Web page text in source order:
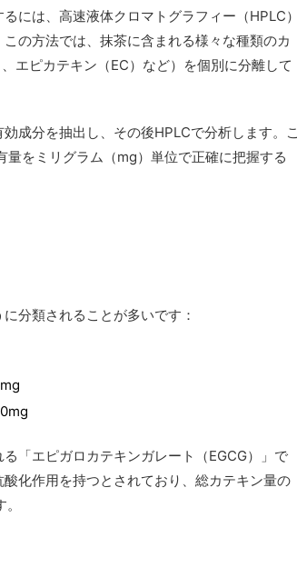
には、高速液体クロマトグラフィー（HPLC）
の方法では、抹茶に含まれる様々な種類のカ
エピカテキン（EC）など）を個別に分離して
成分を抽出し、その後HPLCで分析します。こ
をミリグラム（mg）単位で正確に把握する
分類されることが多いです：
「エピガロカテキンガレート（EGCG）」で
化作用を持つとされており、総カテキン量の